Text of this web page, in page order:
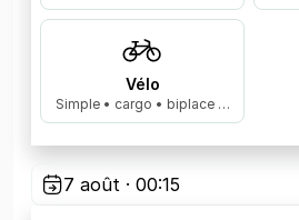
Vélo
Simple • cargo • biplace …
7 août · 00:15